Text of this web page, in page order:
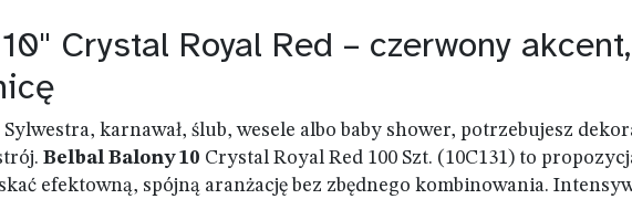
Crystal Royal Red – czerwony akcent,
karnawał, ślub, wesele albo baby shower, potrzebujesz
Belbal Balony 10 Crystal Royal Red 100 Szt. (10C131) to
efektowną, spójną aranżację bez zbędnego kombinowania.